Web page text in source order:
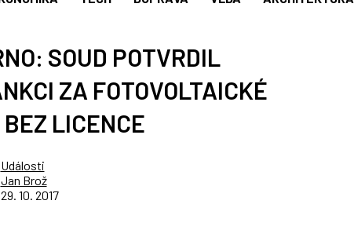
SOUD POTVRDIL
ZA FOTOVOLTAICKÉ
LICENCE
Události
Jan Brož
29. 10. 2017